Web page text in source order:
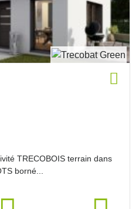
TRECOBOIS terrain dans
borné...